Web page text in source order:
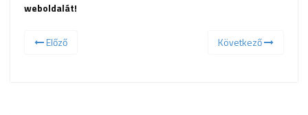
weboldalát!
Előző Következő